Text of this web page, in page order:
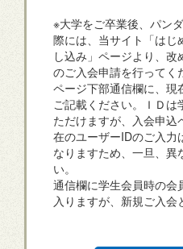
※大学をご卒業後、パン
際には、当サイト「はじ
し込み」ページより、
のご入会申請を行ってく
ページ下部通信欄に、現
ご記載ください。ＩＤ
ただけますが、入会申込
在のユーザーIDのご入力
なりますため、一旦、異
い。
通信欄に学生会員時の会
入りますが、新規ご入会